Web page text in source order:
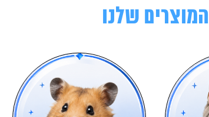
המוצרים שלנו